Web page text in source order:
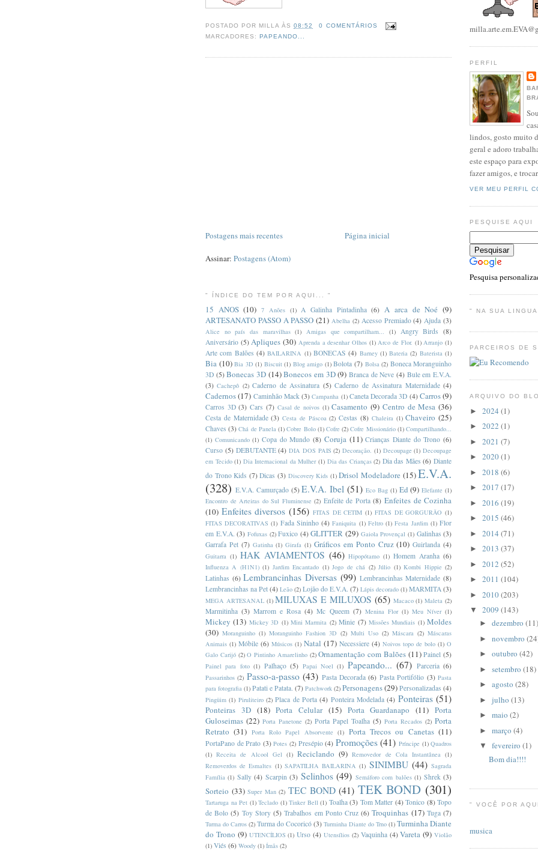
POSTADO POR MILLA ÀS08:52
0 COMENTÁRIOS
MARCADORES:PAPEANDO...
Postagens mais recentes Página inicial
Assinar: Postagens (Atom)
" ÍNDICE DO TEM POR AQUI... "
15 ANOS (10) 7 Anões (1) A Galinha Pintadinha (6) A arca de Noé (9)
ARTESANATO PASSO A PASSO (21) Abelha (2) Acesso Premiado (4) Ajuda (3)
Alice no país das maravilhas (1) Amigas que compartilham... (1) Angry Birds
(8)
Aniversário (5) Apliques (30) Aprenda a desenhar Olhos (1) Arco de Flor. (1) Arranjo (1)
Arte com Balões (4) BAILARINA (1) BONECAS (4) Barney (1) Bateria (2) Baterista (1)
Bia (10) Bia 3D (1) Biscuit (1) Blog amigo (1) Bolota (7) Bolsa (2) Boneca Moranguinho
3D (5) Bonecas 3D (14) Bonecos em 3D (9) Branca de Neve (4) Bule em E.V.A.
(3) Cachepô (2) Caderno de Assinatura (5) Caderno de Assinatura Maternidade (4)
Cadernos(17) Caminhão Mack (3) Campanha (1) Caneta Decorada 3D (4) Carros(9)
Carros 3D (3) Cars (7) Casal de noivos (1) Casamento (9) Centro de Mesa (36)
Cesta de Maternidade (3) Cesta de Páscoa (2) Cestas (8) Chaleira (1) Chaveiro (25)
Chaves (3) Chá de Panela (1) Cobre Bolo (1) Cofre (2) Cofre Missionário (1) Compartilhando...
(1) Comunicando (1) Copa do Mundo (8) Coruja (11) Crianças Diante do Trono (6)
Curso (5) DEBUTANTE (4) DIA DOS PAIS (2) Decoração. (1) Decoupage (1) Decoupage
em Tecido (1) Dia Internacional da Mulher (1) Dia das Crianças (2) Dia das Mães (6) Diante
do Trono Kids (7) Dicas (3) Discovery Kids (1) Drisol Modeladore (15)E.V.A.
(328) E.V.A. Camurçado (5) E.V.A. Ibel (51) Eco Bag (1) Ed (9) Elefante (1)
Encontro de Arteiras do Sul Fluminense (2) Enfeite de Porta (8) Enfeites de Cozinha
(10) Enfeites diversos (156) FITAS DE CETIM (1) FITAS DE GORGURÃO (1)
FITAS DECORATIVAS (1) Fada Sininho (4) Faniquita (1) Feltro (1) Festa Jardim (1) Flor
em E.V.A. (3) Fofuxas (2) Fuxico (4) GLITTER (29) Gaiola Provençal (1) Galinhas (3)
Garrafa Pet (7) Gatinha (1) Girafa (1) Gráficos em Ponto Cruz (10) Guirlanda (4)
Guitarra (1) HAK AVIAMENTOS (46) Hipopótamo (1) Homem Aranha (6)
Influenza A (H1N1) (1) Jardim Encantado (1) Jogo de chá (2) Júlio (1) Kombi Hippie (2)
Latinhas (6) Lembrancinhas Diversas (99) Lembrancinhas Maternidade (8)
Lembrancinhas na Pet (4) Leão (2) Lojão do E.V.A. (7) Lápis decorado (1) MARMITA (3)
MEGA ARTESANAL (1) MILUXAS E MILUXOS (65) Macaco (1) Maleta (2)
Marmitinha (3) Marrom e Rosa (4) Mc Queem (7) Menina Flor (1) Meu Níver (1)
Mickey (13) Mickey 3D (1) Mini Marmita (2) Minie (7) Missões Mundiais (1) Moldes
(30) Moranguinho (1) Moranguinho Fashion 3D (2) Multi Uso (2) Máscara (2) Máscaras
Animais (1) Móbile (6) Músicos (1) Natal (17) Necessiere (4) Noivos topo de bolo (1) O
Galo Carijó (2) O Pintinho Amarelinho (2) Ornamentação com Balões (11) Painel (5)
Painel para foto (1) Palhaço (5) Papai Noel (1) Papeando... (67) Parceria (6)
Passarinhos (2) Passo-a-passo (43) Pasta Decorada (6) Pasta Portifólio (3) Pasta
para fotografia (1) Patati e Patata. (7) Patchwork (2) Personagens(29) Personalizadas (4)
Pingüim (1) Piruliteiro (2) Placa de Porta (4) Ponteira Modelada (4) Ponteiras (51)
Ponteiras 3D (18) Porta Celular (15) Porta Guardanapo (11) Porta
Guloseimas (22) Porta Panetone (2) Porta Papel Toalha (5) Porta Recados (2) Porta
Retrato (31) Porta Rolo Papel Absorvente (1) Porta Trecos ou Canetas (11)
PortaPano de Prato (3) Potes (2) Presépio (4) Promoções (41) Príncipe (1) Quadros
(1) Receita de Alcool Gel (1) Reciclando (9) Removedor de Cola Instantânea (1)
Removerdos de Esmaltes (1) SAPATILHA BAILARINA (1) SINIMBU (44) Sagrada
Família (1) Sally (4) Scarpin (3) Selinhos (49) Semáforo com balões (1) Shrek (3)
Sorteio (33) Super Man (2) TEC BOND (41) TEK BOND (301)
Tartaruga na Pet (1) Teclado (1) Tinker Bell (1) Toalha (3) Tom Matter (4) Tonico (8) Topo
de Bolo (5) Toy Story (5) Trabalhos em Ponto Cruz (6) Troquinhas (17) Tuga (7)
Turma do Carros (2) Turma do Cocoricó (3) Turminha Diante do Trno (1) Turminha Diante
do Trono (9) UTENCÍLIOS (1) Urso (4) Utensílios (2) Vaquinha (4) Vareta (9) Violão
(1) Viés (6) Woody (1) Ímãs (2)
PERFIL
lindos, gosto muito
geral e adoro
este espaço para
fazer amigos, e
VER MEU PERFIL
PESQUISE AQUI
Pesquisa
" NA SUA
PARCEIROS DE
ARQUIVO DO
► 2024 (1)
► 2022 (1)
► 2021 (7)
► 2020(1)
► 2018 (6)
► 2017 (17)
► 2016 (19)
► 2015 (46)
► 2014 (71)
► 2013 (37)
► 2012 (52)
► 2011 (104)
► 2010(203)
▼ 2009 (143)
► dezembro (11)
► novembro
► outubro (42)
► setembro (18)
► agosto (28)
► julho (13)
► maio (2)
► março (4)
▼ fevereiro (1)
Bom dia!!!!
" VOCÊ POR
musica